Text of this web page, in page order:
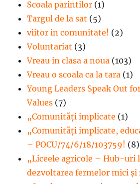
Scoala parintilor (1)
Targul de la sat (5)
viitor in comunitate! (2)
Voluntariat (3)
Vreau in clasa a noua (103)
Vreau o scoala ca la tara (1)
Young Leaders Speak Out
Values (7)
„Comunități implicate (1)
„Comunități implicate,
– POCU/74/6/18/103759! (8)
„Liceele agricole – Hub-uri
dezvoltarea fermelor mici